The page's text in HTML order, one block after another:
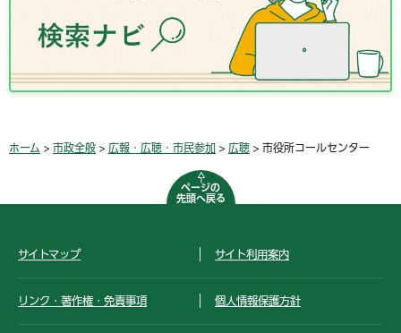
ホーム > 市政全般 > 広報・広聴・市民参加 > 広聴 > 市役所コールセンター
ページの
先頭へ戻る
サイトマップ サイト利用案内
リンク・著作権・免責事項 個人情報保護方針